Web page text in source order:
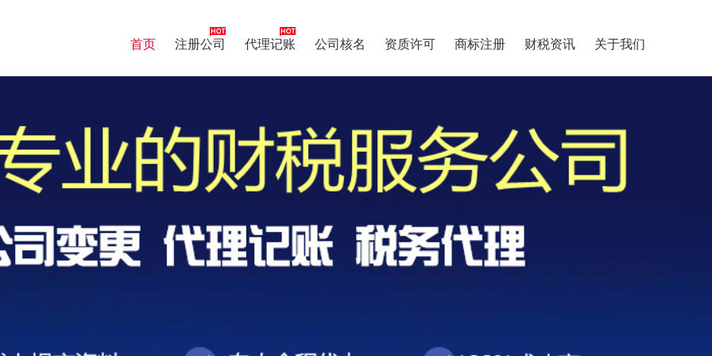
首页 注册公司 代理记账 公司核名 资质许可 商标注册 财税资讯 关于我们